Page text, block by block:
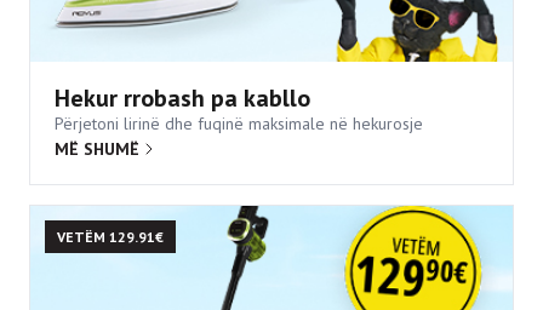
Hekur rrobash pa kabllo
Përjetoni lirinë dhe fuqinë maksimale në hekurosje
MË SHUMË
VETËM 129.91€